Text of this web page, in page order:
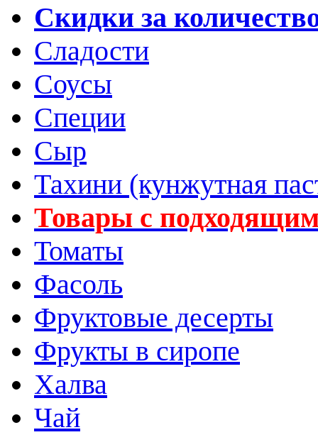
Скидки за
Сладости
Соусы
Специи
Сыр
Тахини (кунжутная
Товары с
Томаты
Фасоль
Фруктовые десерты
Фрукты в сиропе
Халва
Чай